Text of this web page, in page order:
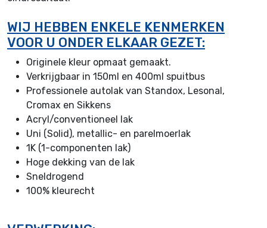
WIJ HEBBEN ENKELE KENMERKEN
VOOR U ONDER ELKAAR GEZET:
Originele kleur opmaat gemaakt.
Verkrijgbaar in 150ml en 400ml spuitbus
Professionele autolak van Standox, Lesonal,
Cromax en Sikkens
Acryl/conventioneel lak
Uni (Solid), metallic- en parelmoerlak
1K (1-componenten lak)
Hoge dekking van de lak
Sneldrogend
100% kleurecht